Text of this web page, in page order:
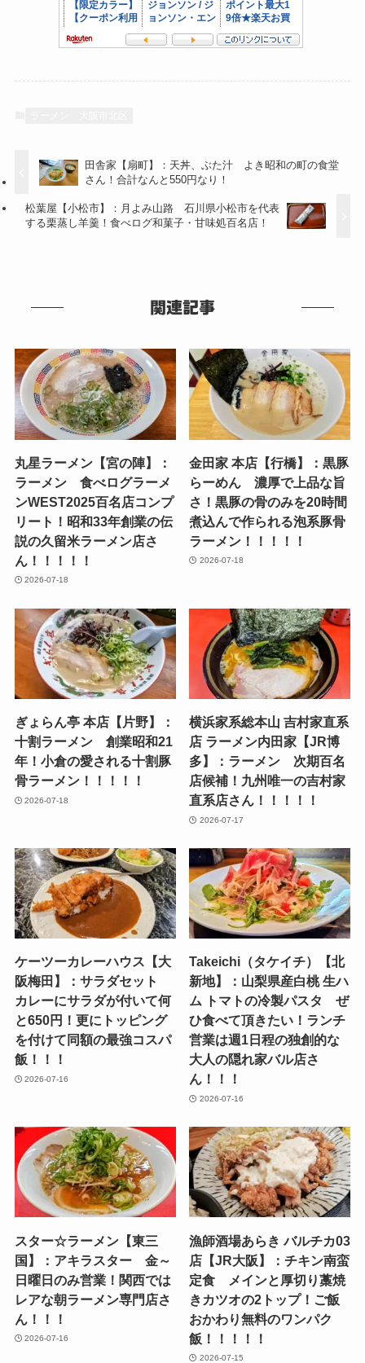
田舎家【扇町】：天丼、ぶた汁 よき昭和の町の食堂
さん！合計なんと550円なり！
松葉屋【小松市】：月よみ山路 石川県小松市を代表
する栗蒸し羊羹！食べログ和菓子・甘味処百名店！
関連記事
丸星ラーメン【宮の陣】：
ラーメン 食べログラーメ
ンWEST2025百名店コンプ
リート！昭和33年創業の伝
説の久留米ラーメン店さ
ん！！！！！
2026-07-18
金田家 本店【行橋】：黒豚
らーめん 濃厚で上品な旨
さ！黒豚の骨のみを20時間
煮込んで作られる泡系豚骨
ラーメン！！！！！
2026-07-18
ぎょらん亭 本店【片野】：
十割ラーメン 創業昭和21
年！小倉の愛される十割豚
骨ラーメン！！！！！
2026-07-18
横浜家系総本山 吉村家直系
店 ラーメン内田家【JR博
多】：ラーメン 次期百名
店候補！九州唯一の吉村家
直系店さん！！！！！
2026-07-17
ケーツーカレーハウス【大
阪梅田】：サラダセット
カレーにサラダが付いて何
と650円！更にトッピング
を付けて同額の最強コスパ
飯！！！
2026-07-16
Takeichi（タケイチ）【北
新地】：山梨県産白桃 生ハ
ム トマトの冷製パスタ ぜ
ひ食べて頂きたい！ランチ
営業は週1日程の独創的な
大人の隠れ家バル店さ
ん！！！
2026-07-16
スター☆ラーメン【東三
国】：アキラスター 金～
日曜日のみ営業！関西では
レアな朝ラーメン専門店さ
ん！！！
2026-07-16
漁師酒場あらき バルチカ03
店【JR大阪】：チキン南蛮
定食 メインと厚切り藁焼
きカツオの2トップ！ご飯
おかわり無料のワンパク
飯！！！！！
2026-07-15